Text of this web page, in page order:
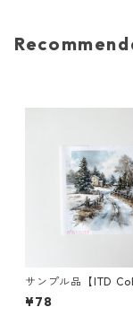
サンプル品【ITD
n】ミニサイズ ライ
RSM2881 デコパージ
¥78